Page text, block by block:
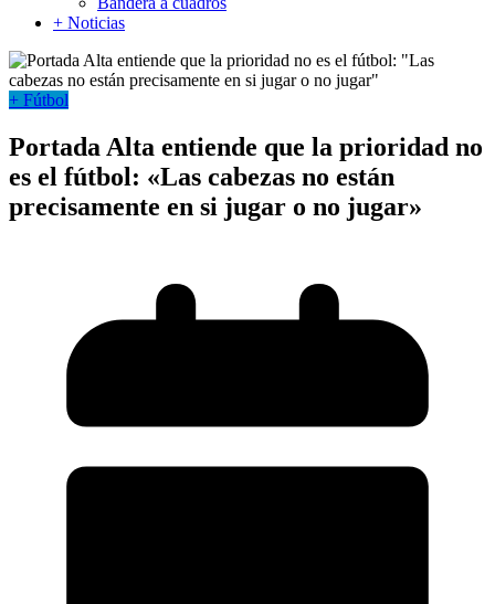
+ Noticias
+ Fútbol
Portada Alta entiende que la prioridad no
es el fútbol: «Las cabezas no están
precisamente en si jugar o no jugar»